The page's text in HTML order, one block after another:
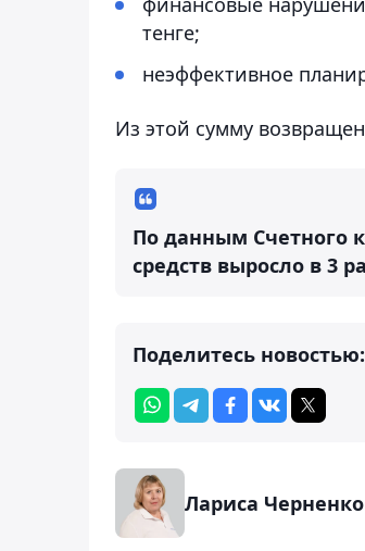
тенге;
неэффективное
Из этой сумму
По данным Счетного
средств выросло в 3
Поделитесь новостью:
Лариса Черненко